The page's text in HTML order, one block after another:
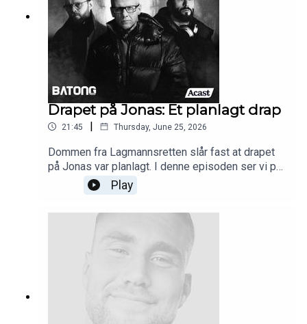
Drapet på Jonas: Et planlagt drap
21:45 | Thursday, June 25, 2026
Dommen fra Lagmannsretten slår fast at drapet
på Jonas var planlagt. I denne episoden ser vi på
den ferske dommen, vi snakker med Jonas' far,
Trond Henriksen om hans reaksjon på denne og vi
stiller spørsmålet; er endelig punktum nå satt i
denne saken?
Play